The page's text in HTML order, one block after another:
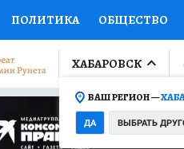
ПОЛИТИКА ОБЩЕСТВО
КОЛУМНИСТЫ
ОТКРЫВАЕМ МИР
ПРОМОКОДЫ
ХАБАРОВСК
ВАШ РЕГИОН —
ДА ВЫБРАТЬ